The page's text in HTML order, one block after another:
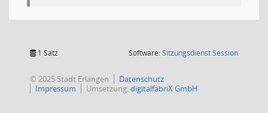
1 Satz Software:SitzungsdienstSession(Wird in
© 2025 Stadt Erlangen
Datenschutz
Impressum
Umsetzung:digitalfabriX GmbH